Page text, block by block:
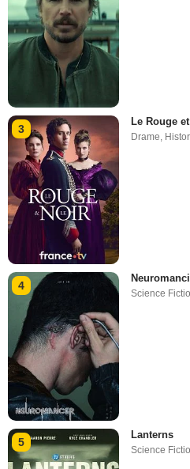
3
Le Rouge
Drame
4
Science
5
Lanterns
Science